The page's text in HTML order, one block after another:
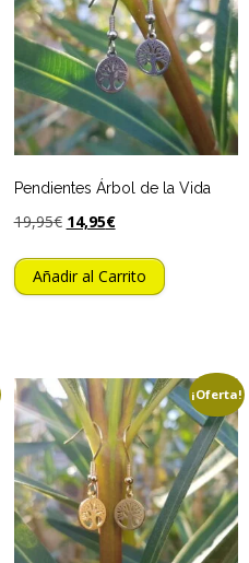
Pendientes Árbol de la Vida
19,95€ 14,95€
Añadir al Carrito
¡Oferta!